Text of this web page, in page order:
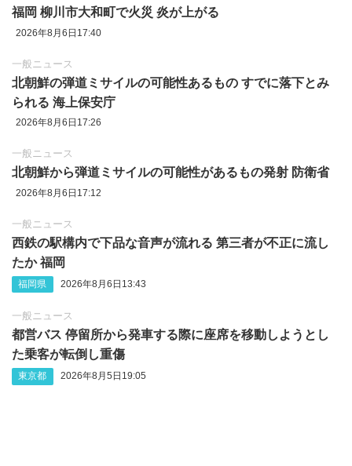
福岡 柳川市大和町で火災 炎が上がる
2026年8月6日17:40
一般ニュース
北朝鮮の弾道ミサイルの可能性あるもの すでに落下とみ
られる 海上保安庁
2026年8月6日17:26
一般ニュース
北朝鮮から弾道ミサイルの可能性があるもの発射 防衛省
2026年8月6日17:12
一般ニュース
西鉄の駅構内で下品な音声が流れる 第三者が不正に流し
たか 福岡
福岡県 2026年8月6日13:43
一般ニュース
都営バス 停留所から発車する際に座席を移動しようとし
た乗客が転倒し重傷
東京都 2026年8月5日19:05